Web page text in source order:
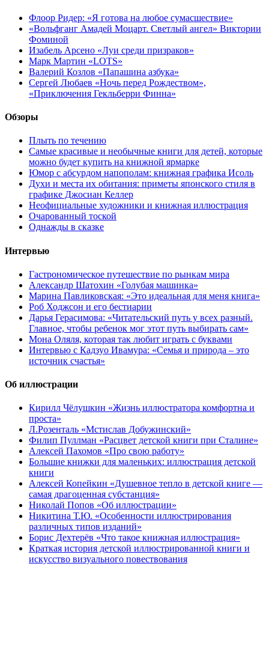
Флоор Ридер: «Я готова на любое сумасшествие»
«Вольфганг Амадей Моцарт. Светлый ангел» Виктории
Фоминой
Изабель Арсено «Луи среди призраков»
Марк Мартин «LOTS»
Валерий Козлов «Папашина азбука»
Сергей Любаев «Ночь перед Рождеством»,
«Приключения Гекльберри Финна»
Обзоры
Плыть по течению
Самые красивые и необычные книги для детей, которые
можно будет купить на книжной ярмарке
Юмор с абсурдом напополам: книжная графика Исоль
Духи и места их обитания: приметы японского стиля в
графике Джосиан Келлер
Неофициальные художники и книжная иллюстрация
Очарованный тоской
Однажды в сказке
Интервью
Гастрономическое путешествие по рынкам мира
Александр Шатохин «Голубая машинка»
Марина Павликовская: «Это идеальная для меня книга»
Роб Ходжсон и его бестиарии
Дарья Герасимова: «Читательский путь у всех разный.
Главное, чтобы ребенок мог этот путь выбирать сам»
Мона Оляля, которая так любит играть с буквами
Интервью с Кадзуо Ивамура: «Семья и природа – это
источник счастья»
Об иллюстрации
Кирилл Чёлушкин «Жизнь иллюстратора комфортна и
проста»
Л.Розенталь «Мстислав Добужинский»
Филип Пуллман «Расцвет детской книги при Сталине»
Алексей Пахомов «Про свою работу»
Большие книжки для маленьких: иллюстрация детской
книги
Алексей Копейкин «Душевное тепло в детской книге —
самая драгоценная субстанция»
Николай Попов «Об иллюстрации»
Никитина Т.Ю. «Особенности иллюстрирования
различных типов изданий»
Борис Дехтерёв «Что такое книжная иллюстрация»
Краткая история детской иллюстрированной книги и
искусство визуального повествования